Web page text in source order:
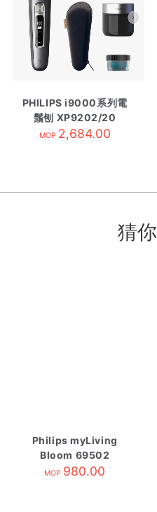
PHILIPS i9000系列電
鬚刨 XP9202/20
MOP 2,684.00
猜
Philips myLiving
Bloom 69502
MOP 980.00